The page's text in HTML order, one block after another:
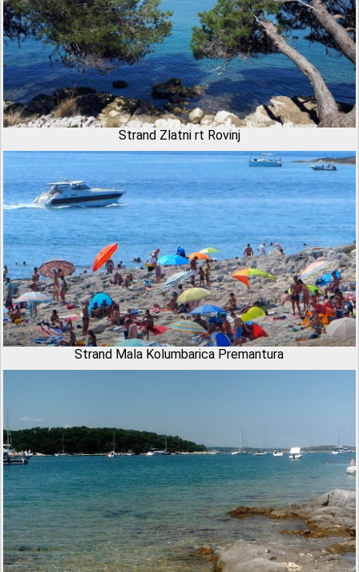
Strand Zlatni rt Rovinj
Strand Mala Kolumbarica Premantura